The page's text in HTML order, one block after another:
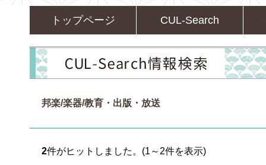
トップページ CUL-Search
邦楽/楽器/教育・出版・放送
2件がヒットしました。(1～2件を表示)